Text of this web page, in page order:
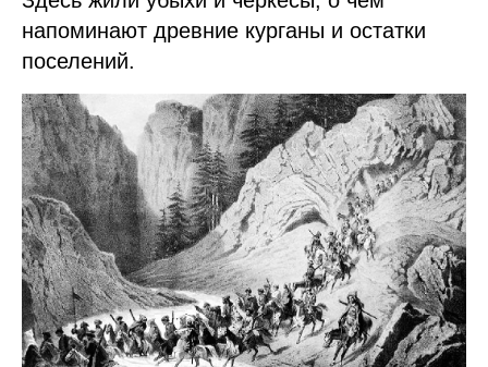
напоминают древние курганы и остатки
поселений.